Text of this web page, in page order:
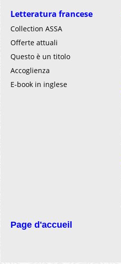
Letteratura francese
Collection ASSA
Offerte attuali
Questo è un titolo
Accoglienza
E-book in inglese
Page d'accueil